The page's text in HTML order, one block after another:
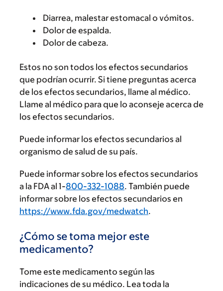
Diarrea, malestar estomacal o vómitos.
Dolor de espalda.
Dolor de cabeza.
Estos no son todos los efectos secundarios
que podrían ocurrir. Si tiene preguntas acerca
de los efectos secundarios, llame al médico.
Llame al médico para que lo aconseje acerca de
los efectos secundarios.
Puede informar los efectos secundarios al
organismo de salud de su país.
Puede informar sobre los efectos secundarios
a la FDA al 1-800-332-1088. También puede
informar sobre los efectos secundarios en
https://www.fda.gov/medwatch.
¿Cómo se toma mejor este
medicamento?
Tome este medicamento según las
indicaciones de su médico. Lea toda la